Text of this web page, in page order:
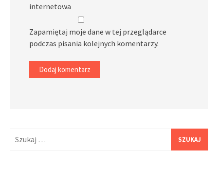
internetowa
Zapamiętaj moje dane w tej przeglądarce
podczas pisania kolejnych komentarzy.